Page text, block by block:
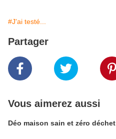
#J'ai testé...
Partager
Vous aimerez aussi
Déo maison sain et zéro déchet